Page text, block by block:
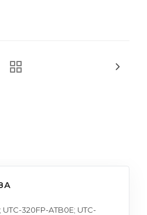
UTC-320FP-ATB0E; UTC-